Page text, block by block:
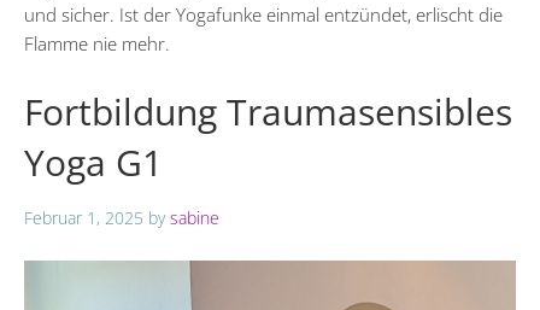
und sicher. Ist der Yogafunke einmal entzündet, erlischt die
Flamme nie mehr.
Fortbildung Traumasensibles
Yoga G1
Februar 1, 2025 bysabine